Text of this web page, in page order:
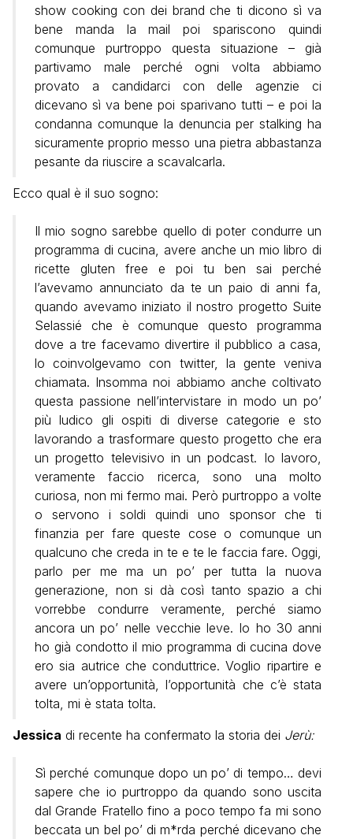
show cooking con dei brand che ti dicono sì va
bene manda la mail poi spariscono quindi
comunque purtroppo questa situazione – già
partivamo male perché ogni volta abbiamo
provato a candidarci con delle agenzie ci
dicevano sì va bene poi sparivano tutti – e poi la
condanna comunque la denuncia per stalking ha
sicuramente proprio messo una pietra abbastanza
pesante da riuscire a scavalcarla.
Ecco qual è il suo sogno:
Il mio sogno sarebbe quello di poter condurre un
programma di cucina, avere anche un mio libro di
ricette gluten free e poi tu ben sai perché
l’avevamo annunciato da te un paio di anni fa,
quando avevamo iniziato il nostro progetto Suite
Selassié che è comunque questo programma
dove a tre facevamo divertire il pubblico a casa,
lo coinvolgevamo con twitter, la gente veniva
chiamata. Insomma noi abbiamo anche coltivato
questa passione nell’intervistare in modo un po’
più ludico gli ospiti di diverse categorie e sto
lavorando a trasformare questo progetto che era
un progetto televisivo in un podcast. Io lavoro,
veramente faccio ricerca, sono una molto
curiosa, non mi fermo mai. Però purtroppo a volte
o servono i soldi quindi uno sponsor che ti
finanzia per fare queste cose o comunque un
qualcuno che creda in te e te le faccia fare. Oggi,
parlo per me ma un po’ per tutta la nuova
generazione, non si dà così tanto spazio a chi
vorrebbe condurre veramente, perché siamo
ancora un po’ nelle vecchie leve. Io ho 30 anni
ho già condotto il mio programma di cucina dove
ero sia autrice che conduttrice. Voglio ripartire e
avere un’opportunità, l’opportunità che c’è stata
tolta, mi è stata tolta.
Jessica di recente ha confermato la storia dei Jerù:
Sì perché comunque dopo un po’ di tempo… devi
sapere che io purtroppo da quando sono uscita
dal Grande Fratello fino a poco tempo fa mi sono
beccata un bel po’ di m*rda perché dicevano che